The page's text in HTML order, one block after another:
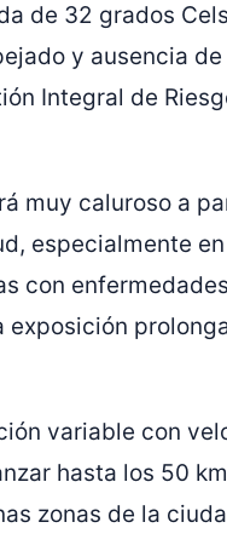
de 32 grados
y ausencia
Integral de
muy caluroso a
especialmente
con
variable con
hasta los 50
zonas de la